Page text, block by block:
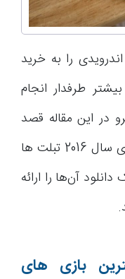
را به خرید
طرفدار انجام
در این مقاله قصد
داریم که بهترین بازی های اندرویدی سال 2016 تبلت ها
آن‌ها را ارائه
بازی های